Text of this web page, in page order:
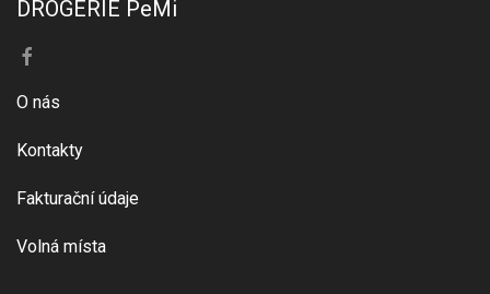
DROGERIE PeMi
O nás
Kontakty
Fakturační údaje
Volná místa